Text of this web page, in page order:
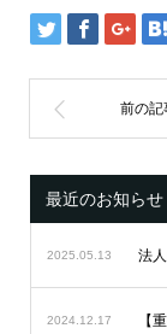
最近のお知らせ
2025.05.13
2024.12.17 【